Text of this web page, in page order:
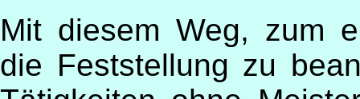
Mit diesem Weg, zum
die Feststellung zu